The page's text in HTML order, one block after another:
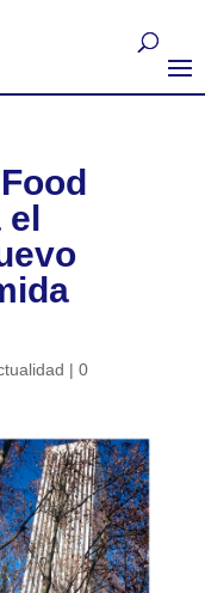
el
| 0